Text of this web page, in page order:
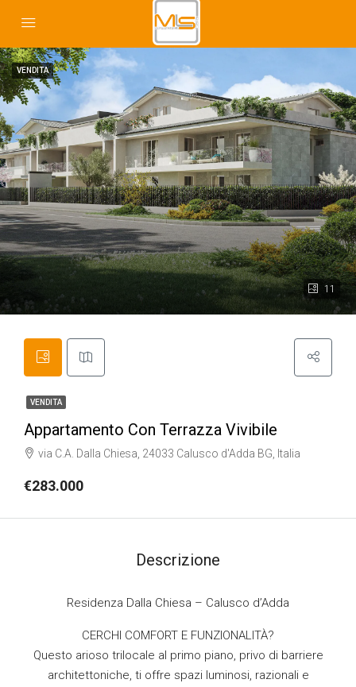
11
VENDITA
VENDITA
Appartamento Con Terrazza Vivibile
via C.A. Dalla Chiesa, 24033 Calusco d'Adda BG, Italia
€283.000
Descrizione
Residenza Dalla Chiesa – Calusco d’Adda
CERCHI COMFORT E FUNZIONALITÀ?
Questo arioso trilocale al primo piano, privo di barriere
architettoniche, ti offre spazi luminosi, razionali e